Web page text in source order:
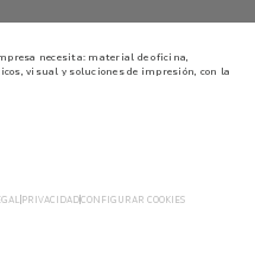
necesita: material de oficina,
visual y soluciones de impresión, con la
PRIVACIDADCONFIGURAR COOKIES